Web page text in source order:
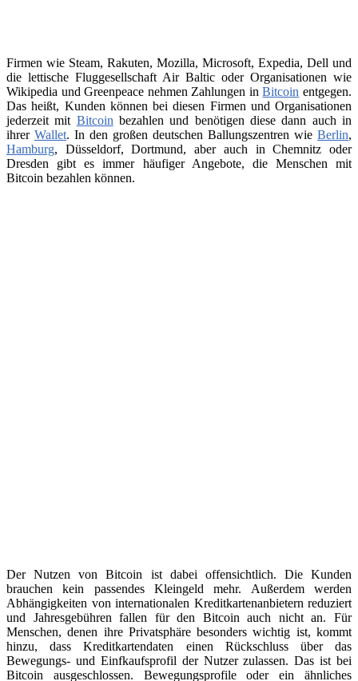
Firmen wie Steam, Rakuten, Mozilla, Microsoft, Expedia, Dell und
die lettische Fluggesellschaft Air Baltic oder Organisationen wie
Wikipedia und Greenpeace nehmen Zahlungen inBitcoin entgegen.
Das heißt, Kunden können bei diesen Firmen und Organisationen
jederzeit mit Bitcoin bezahlen und benötigen diese dann auch in
ihrer Wallet. In den großen deutschen Ballungszentren wie Berlin,
Hamburg, Düsseldorf, Dortmund, aber auch in Chemnitz oder
Dresden gibt es immer häufiger Angebote, die Menschen mit
Bitcoin bezahlen können.
Der Nutzen von Bitcoin ist dabei offensichtlich. Die Kunden
brauchen kein passendes Kleingeld mehr. Außerdem werden
Abhängigkeiten von internationalen Kreditkartenanbietern reduziert
und Jahresgebühren fallen für den Bitcoin auch nicht an. Für
Menschen, denen ihre Privatsphäre besonders wichtig ist, kommt
hinzu, dass Kreditkartendaten einen Rückschluss über das
Bewegungs- und Einfkaufsprofil der Nutzer zulassen. Das ist bei
Bitcoin ausgeschlossen. Bewegungsprofile oder ein ähnliches